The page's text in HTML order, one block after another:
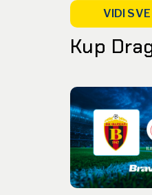
VIDI SVE
Kup